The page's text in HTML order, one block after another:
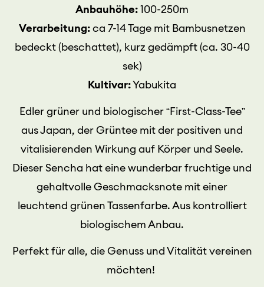
Anbauhöhe:100-250m
Verarbeitung:ca 7-14 Tage mit Bambusnetzen
bedeckt (beschattet), kurz gedämpft (ca. 30-40
sek)
Kultivar:Yabukita
Edler grüner und biologischer “First-Class-Tee”
aus Japan, der Grüntee mit der positiven und
vitalisierenden Wirkung auf Körper und Seele.
Dieser Sencha hat eine wunderbar fruchtige und
gehaltvolle Geschmacksnote mit einer
leuchtend grünen Tassenfarbe. Aus kontrolliert
biologischem Anbau.
Perfekt für alle, die Genuss und Vitalität vereinen
möchten!